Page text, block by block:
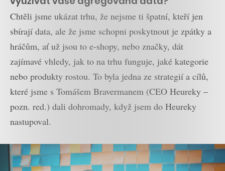
Chtěli jsme ukázat trhu, že nejsme ti špatní, kteří jen
sbírají data, ale že jsme schopni poskytnout je zpátky a
hráčům, ať už jsou to e-shopy, nebo značky, dát
zajímavé vhledy, jak to na trhu funguje, jaké kategorie
nebo produkty rostou. To byla jedna ze strategií a cílů,
které jsme s Tomášem Bravermanem (CEO Heureky –
pozn. red.) dali dohromady, když jsem do Heureky
nastupoval.